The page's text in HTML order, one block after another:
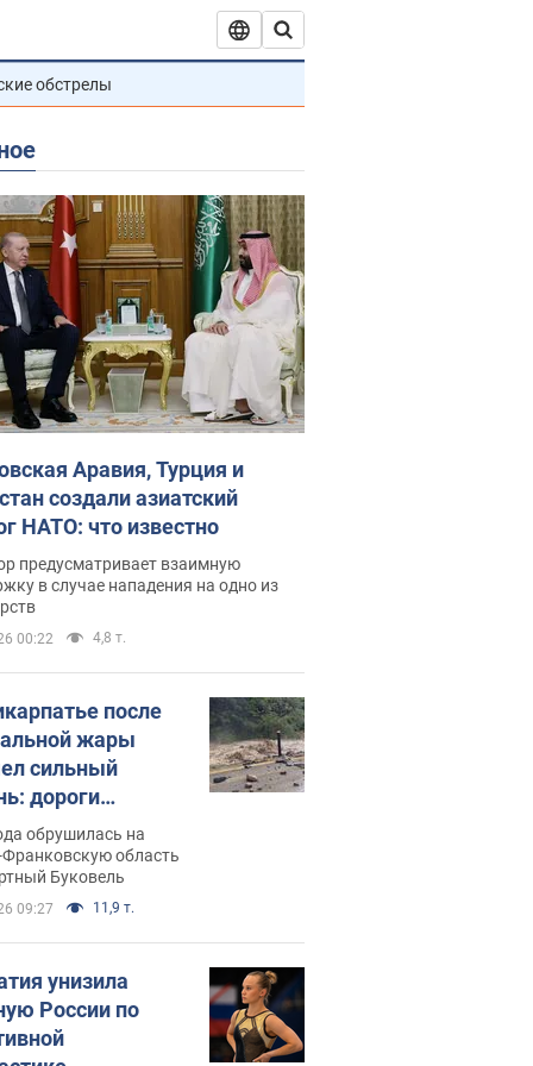
обстрелы
Аравия, Турция и
создали азиатский
НАТО: что известно
предусматривает взаимную
в случае нападения на одно из
00:22 4,8 т.
после
жары
сильный
дороги
в реки.
обрушилась на
область
Буковель
09:27 11,9 т.
унизила
России по